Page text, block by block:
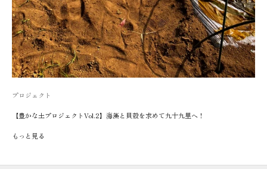
プロジェクト
【豊かな土プロジェクトVol.2】海藻と貝殻を求めて九十九里へ！
もっと見る